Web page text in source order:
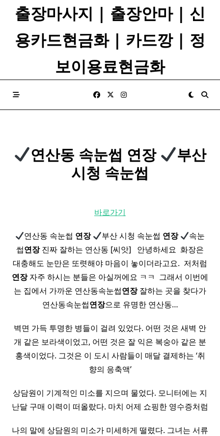
출장마사지 | 출장안마 | 신
용카드현금화 | 카드깡 | 정
보이용료현금화
연산동 속눈썹 연장
부산
시청 속눈썹
바로가기
연산동 속눈썹 연장 부산 시청 속눈썹 연장
속눈
썹연장진짜 잘하는 연산동 [씨앗] ​ ​ 안녕하세요 ​ 화장은
대충해도 눈만은 또렷해야 마음이 놓이더라고요. ​ 저처럼
연장자주 하시는 분들은 아실꺼에요 ㅋㅋ ​ 그래서 이번에
는 집에서 가까운 연산동속눈썹연장잘하는 곳을 찾다가
연산동속눈썹연장으로 유명한 연산동…
벽면 가득 투명한 병들이 걸려 있었다. 어떤 것은 새벽 안
개 같은 보라색이었고, 어떤 것은 잘 익은 복숭아 같은 분
홍색이었다. 그것은 이 도시 사람들이 매달 결제하는 ‘취
향의 응축액’
상담원이 기계적인 미소를 지으며 물었다. 모니터에는 지
난달 구매 이력이 떠올랐다. 마치 어제 쇼핑한 영수증처럼
나의 말에 상담원의 미소가 미세하게 떨렸다. 그녀는 서류